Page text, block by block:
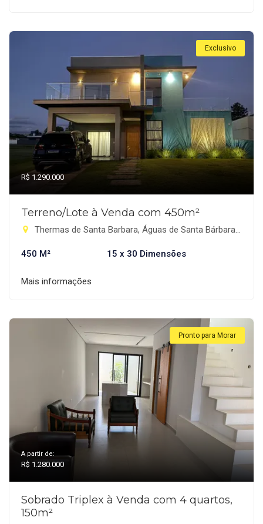
Exclusivo
R$ 1.290.000
Terreno/Lote à Venda com 450m²
Thermas de Santa Barbara, Águas de Santa Bárbara-SP
450 M² 15 x 30 Dimensões
Mais informações
Pronto para Morar
A partir de:
R$ 1.280.000
Sobrado Triplex à Venda com 4 quartos,
150m²